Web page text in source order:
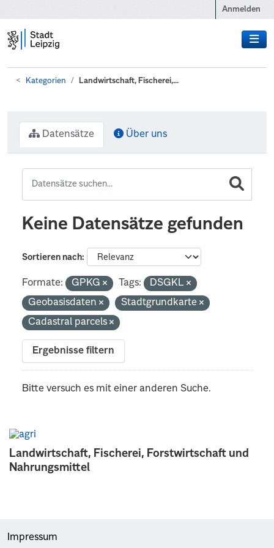
Anmelden
Kategorien Landwirtschaft, Fischerei,...
Landwirtschaft, Fischerei, Forstwirtschaft und
Nahrungsmittel
Datensätze Über uns
Keine Datensätze gefunden
Sortieren nach
Formate: GPKG Tags:
DSGKL
Geobasisdaten
Stadtgrundkarte
Cadastral parcels
Ergebnisse filtern
Bitte versuch es mit einer anderen Suche.
Impressum